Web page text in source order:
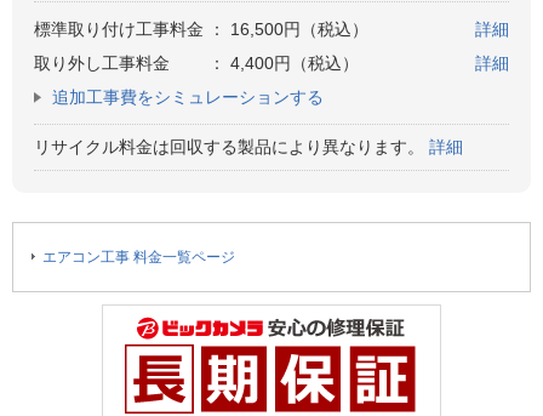
標準取り付け工事料金 ： 16,500円（税込）
詳細
取り外し工事料金
： 4,400円（税込）
詳細
追加工事費をシミュレーションする
リサイクル料金は回収する製品により異なります。 詳細
エアコン工事 料金一覧ページ